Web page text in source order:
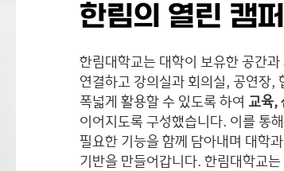
한림의 열린 캠
한림대학교는 대학이 보유한 공간
연결하고 강의실과 회의실, 공연장,
폭넓게 활용할 수 있도록 하여 교육,
이어지도록 구성했습니다. 이를 통
필요한 기능을 함께 담아내며 대학
기반을 만들어갑니다. 한림대학교